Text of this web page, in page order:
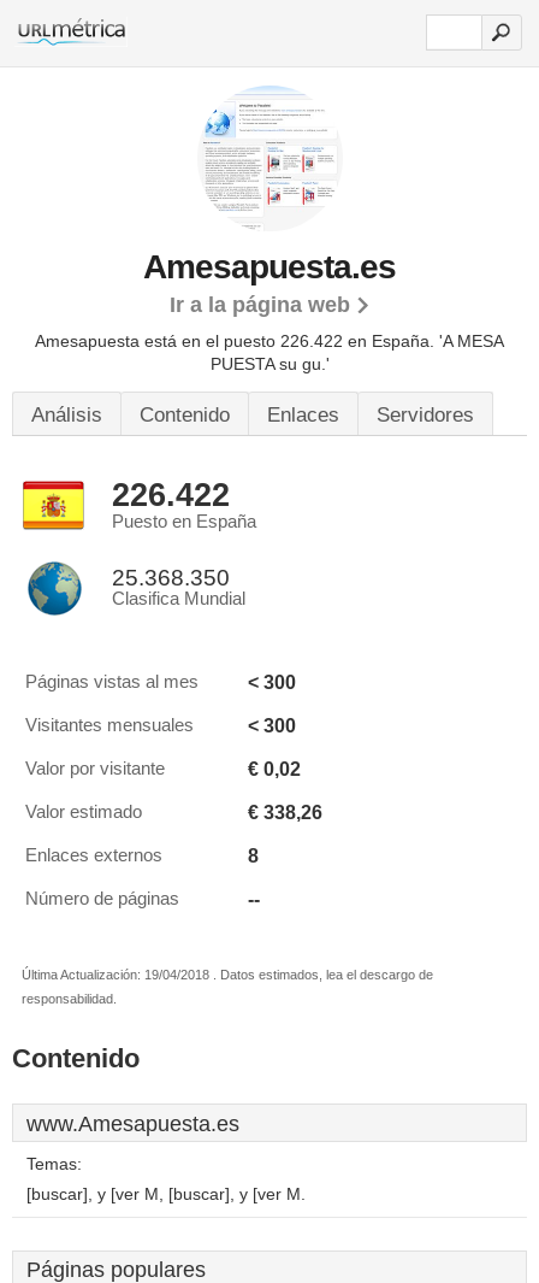
Amesapuesta.es
Ir a la página web
Amesapuesta está en el puesto 226.422 en España. 'A MESA
PUESTA su gu.'
Análisis Contenido Enlaces Servidores
226.422
Puesto en España
25.368.350
Clasifica Mundial
Páginas vistas al mes < 300
Visitantes mensuales < 300
Valor por visitante € 0,02
Valor estimado € 338,26
Enlaces externos 8
Número de páginas --
Última Actualización: 19/04/2018 . Datos estimados, lea el descargo de
responsabilidad.
Contenido
www.Amesapuesta.es
Temas:
[buscar], y [ver M, [buscar], y [ver M.
Páginas populares